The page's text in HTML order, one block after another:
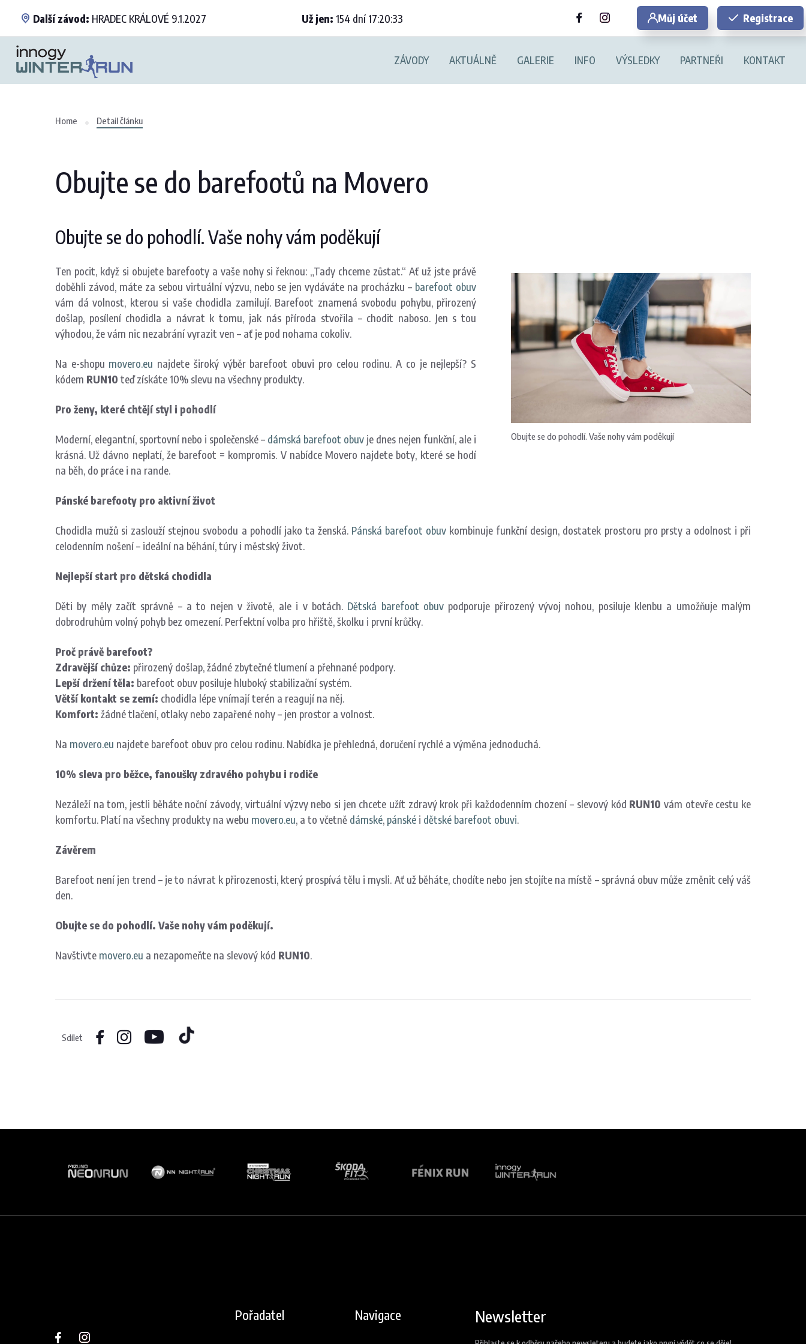
Další závod: HRADEC KRÁLOVÉ 9.1.2027 Už jen: 154 dní 17:20:32 Můj účet Registrace
ZÁVODY AKTUÁLNĚ GALERIE INFO VÝSLEDKY PARTNEŘI KONTAKT
Home Detail článku
Obujte se do barefootů na Movero
Obujte se do pohodlí. Vaše nohy vám poděkují
Obujte se do pohodlí. Vaše nohy vám poděkují
Ten pocit, když si obujete barefooty a vaše nohy si řeknou: „Tady chceme zůstat.“ Ať už jste právě
doběhli závod, máte za sebou virtuální výzvu, nebo se jen vydáváte na procházku – barefoot obuv
vám dá volnost, kterou si vaše chodidla zamilují. Barefoot znamená svobodu pohybu, přirozený
došlap, posílení chodidla a návrat k tomu, jak nás příroda stvořila – chodit naboso. Jen s tou
výhodou, že vám nic nezabrání vyrazit ven – ať je pod nohama cokoliv.
Na e-shopu movero.eu najdete široký výběr barefoot obuvi pro celou rodinu. A co je nejlepší? S
kódem RUN10 teď získáte 10% slevu na všechny produkty.
Pro ženy, které chtějí styl i pohodlí
Moderní, elegantní, sportovní nebo i společenské – dámská barefoot obuv je dnes nejen funkční, ale i
krásná. Už dávno neplatí, že barefoot = kompromis. V nabídce Movero najdete boty, které se hodí
na běh, do práce i na rande.
Pánské barefooty pro aktivní život
Chodidla mužů si zaslouží stejnou svobodu a pohodlí jako ta ženská. Pánská barefoot obuv kombinuje funkční design, dostatek prostoru pro prsty a odolnost i při
celodenním nošení – ideální na běhání, túry i městský život.
Nejlepší start pro dětská chodidla
Děti by měly začít správně – a to nejen v životě, ale i v botách. Dětská barefoot obuvpodporuje přirozený vývoj nohou, posiluje klenbu a umožňuje malým
dobrodruhům volný pohyb bez omezení. Perfektní volba pro hřiště, školku i první krůčky.
Proč právě barefoot?
Zdravější chůze: přirozený došlap, žádné zbytečné tlumení a přehnané podpory.
Lepší držení těla: barefoot obuv posiluje hluboký stabilizační systém.
Větší kontakt se zemí: chodidla lépe vnímají terén a reagují na něj.
Komfort: žádné tlačení, otlaky nebo zapařené nohy – jen prostor a volnost.
Na movero.eu najdete barefoot obuv pro celou rodinu. Nabídka je přehledná, doručení rychlé a výměna jednoduchá.
10% sleva pro běžce, fanoušky zdravého pohybu i rodiče
Nezáleží na tom, jestli běháte noční závody, virtuální výzvy nebo si jen chcete užít zdravý krok při každodenním chození – slevový kód RUN10 vám otevře cestu ke
komfortu. Platí na všechny produkty na webu movero.eu, a to včetně dámské, pánské i dětské barefoot obuvi.
Závěrem
Barefoot není jen trend – je to návrat k přirozenosti, který prospívá tělu i mysli. Ať už běháte, chodíte nebo jen stojíte na místě – správná obuv může změnit celý váš
den.
Obujte se do pohodlí. Vaše nohy vám poděkují.
Navštivte movero.eu a nezapomeňte na slevový kód RUN10.
Sdílet
Pořadatel Navigace Newsletter